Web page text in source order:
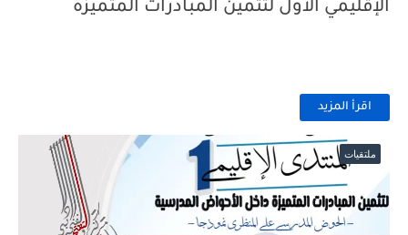
الإقليمي الأول لتثمين المبادرات المتميزة
اقرأ المزيد
ملتقيات